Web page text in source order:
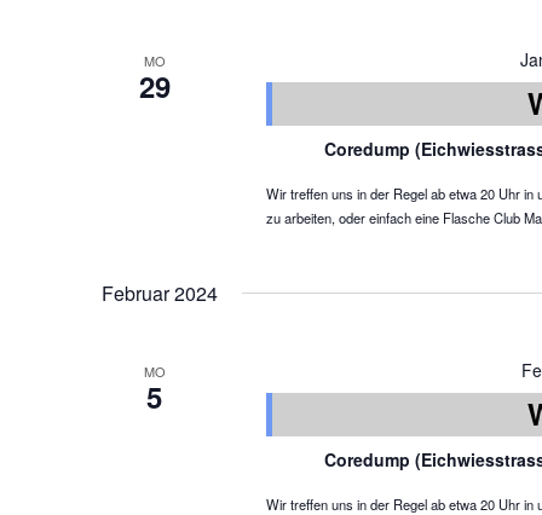
MO
29
Coredump
Wir treffen uns in der Regel ab etwa 20 Uhr
zu arbeiten, oder einfach eine Flasche Club
Februar 2024
MO
5
Coredump
Wir treffen uns in der Regel ab etwa 20 Uhr